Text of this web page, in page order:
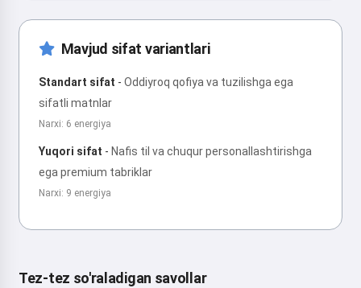
Mavjud sifat variantlari
Standart sifat - Oddiyroq qofiya va tuzilishga ega
sifatli matnlar
Narxi: 6 energiya
Yuqori sifat - Nafis til va chuqur personallashtirishga
ega premium tabriklar
Narxi: 9 energiya
Tez-tez so'raladigan savollar